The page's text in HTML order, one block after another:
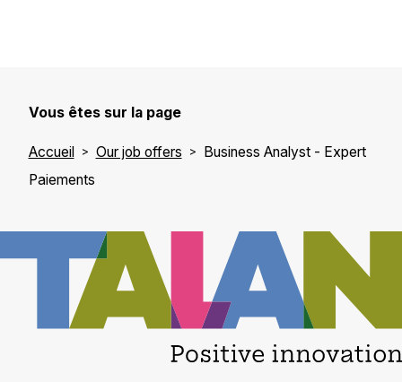
Vous êtes sur la page
Accueil Our job offers
Business Analyst - Expert
Paiements